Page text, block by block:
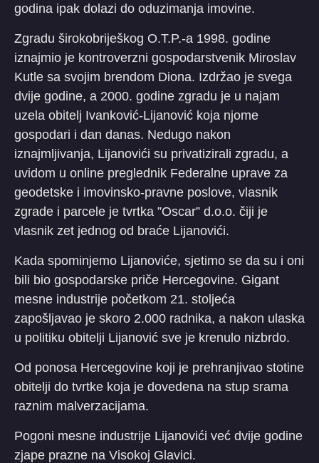
godina ipak dolazi do oduzimanja imovine.
Zgradu širokobriješkog O.T.P.-a 1998. godine
iznajmio je kontroverzni gospodarstvenik Miroslav
Kutle sa svojim brendom Diona. Izdržao je svega
dvije godine, a 2000. godine zgradu je u najam
uzela obitelj Ivanković-Lijanović koja njome
gospodari i dan danas. Nedugo nakon
iznajmljivanja, Lijanovići su privatizirali zgradu, a
uvidom u online preglednik Federalne uprave za
geodetske i imovinsko-pravne poslove, vlasnik
zgrade i parcele je tvrtka ”Oscar” d.o.o. čiji je
vlasnik zet jednog od braće Lijanovići.
Kada spominjemo Lijanoviće, sjetimo se da su i oni
bili bio gospodarske priče Hercegovine. Gigant
mesne industrije početkom 21. stoljeća
zapošljavao je skoro 2.000 radnika, a nakon ulaska
u politiku obitelji Lijanović sve je krenulo nizbrdo.
Od ponosa Hercegovine koji je prehranjivao stotine
obitelji do tvrtke koja je dovedena na stup srama
raznim malverzacijama.
Pogoni mesne industrije Lijanovići već dvije godine
zjape prazne na Visokoj Glavici.